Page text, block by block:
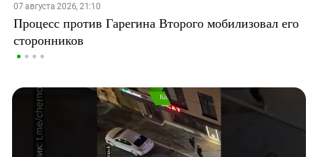
07 августа 2026, 21:10
Процесс против Гарегина Второго мобилизовал его
сторонников